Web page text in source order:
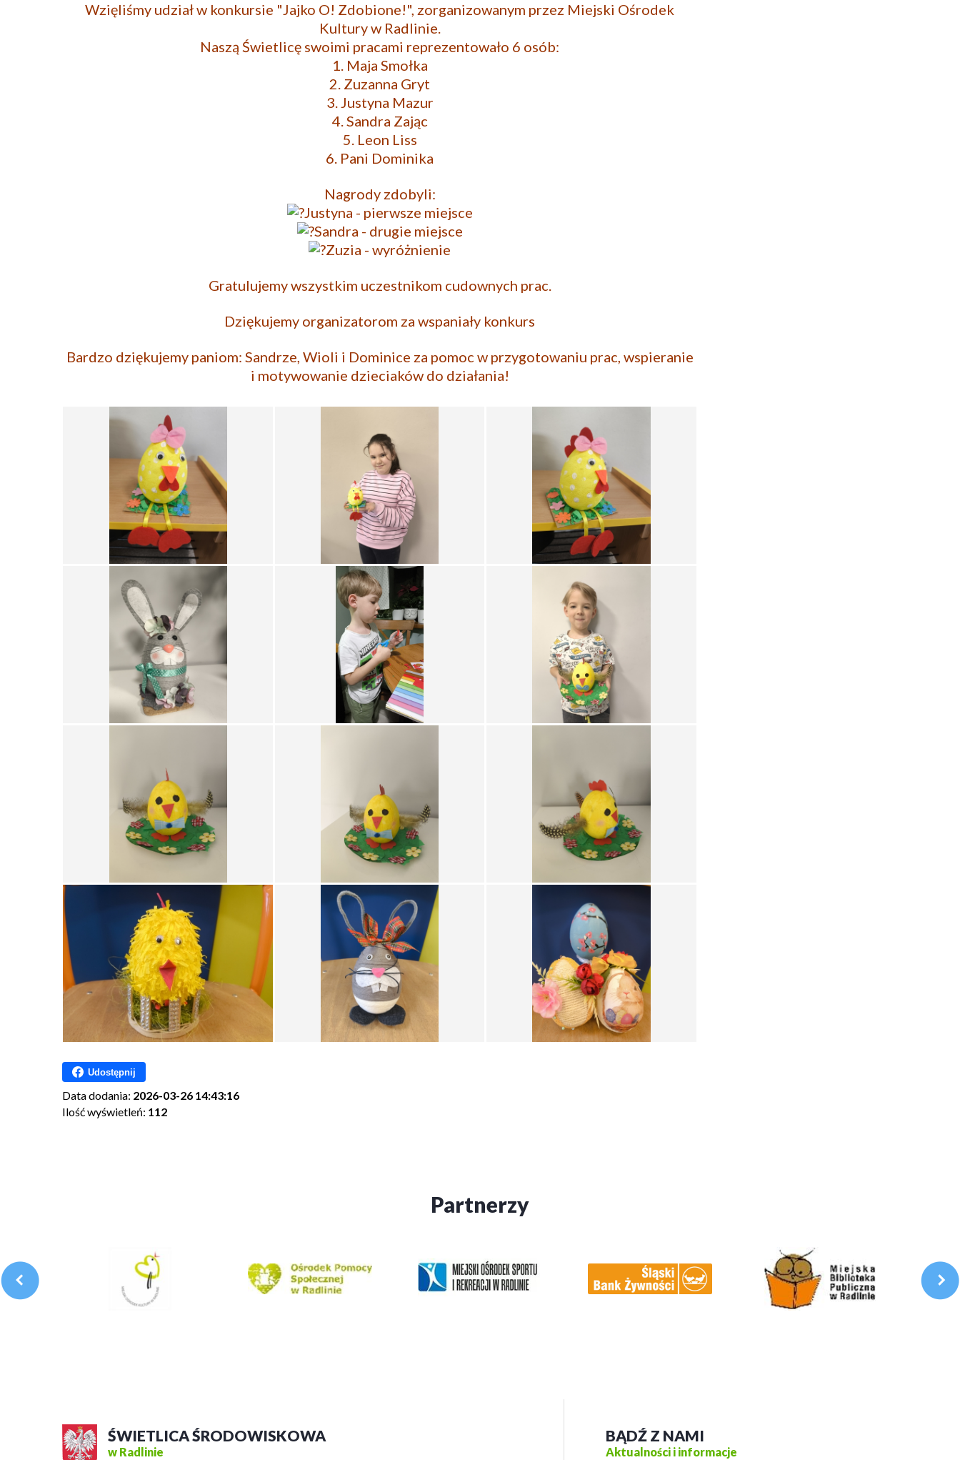
Wzięliśmy udział w konkursie "Jajko O! Zdobione!", zorganizowanym przez Miejski Ośrodek
Kultury w Radlinie.
Naszą Świetlicę swoimi pracami reprezentowało 6 osób:
1. Maja Smołka
2. Zuzanna Gryt
3. Justyna Mazur
4. Sandra Zając
5. Leon Liss
6. Pani Dominika
Nagrody zdobyli:
Justyna - pierwsze miejsce
Sandra - drugie miejsce
Zuzia - wyróżnienie
Gratulujemy wszystkim uczestnikom cudownych prac.
Dziękujemy organizatorom za wspaniały konkurs
Bardzo dziękujemy paniom: Sandrze, Wioli i Dominice za pomoc w przygotowaniu prac, wspieranie
i motywowanie dzieciaków do działania!
Udostępnij
Data dodania: 2026-03-26 14:43:16
Ilość wyświetleń: 112
Partnerzy
ŚWIETLICA ŚRODOWISKOWA
w Radlinie
BĄDŹ Z NAMI
Aktualności i informacje